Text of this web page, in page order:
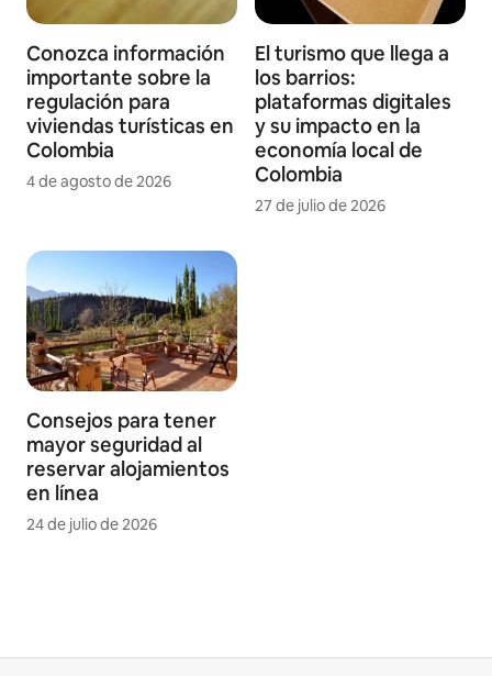
Conozca información
importante sobre la
regulación para
viviendas turísticas en
Colombia
4 de agosto de 2026
El turismo que llega a
los barrios:
plataformas digitales
y su impacto en la
economía local de
Colombia
27 de julio de 2026
Consejos para tener
mayor seguridad al
reservar alojamientos
en línea
24 de julio de 2026